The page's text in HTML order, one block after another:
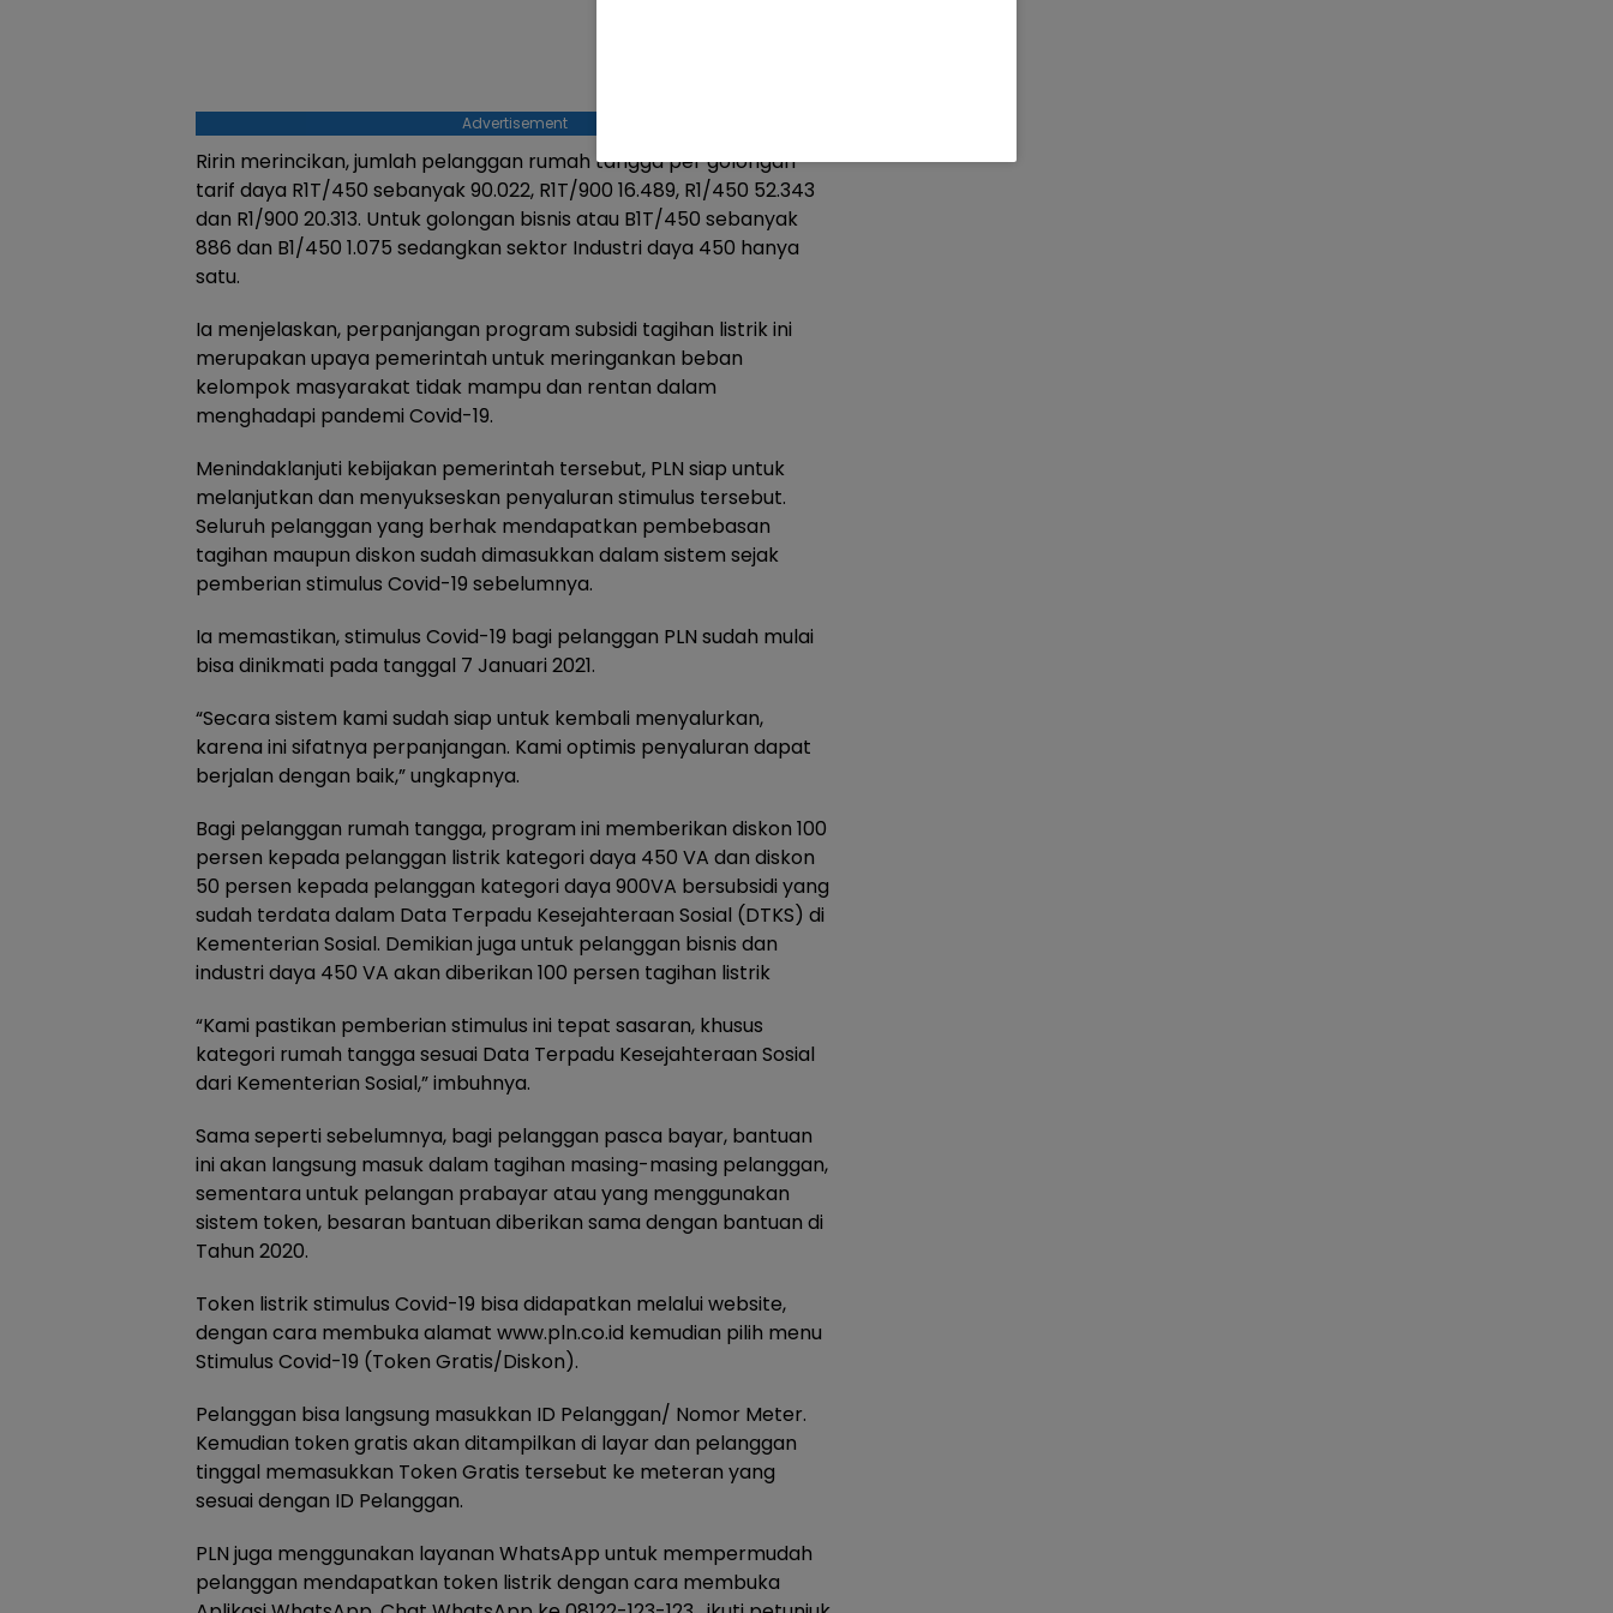
Advertisement
Ririn merincikan, jumlah pelanggan rumah tangga per golongan
tarif daya R1T/450 sebanyak 90.022, R1T/900 16.489, R1/450 52.343
dan R1/900 20.313. Untuk golongan bisnis atau B1T/450 sebanyak
886 dan B1/450 1.075 sedangkan sektor Industri daya 450 hanya
satu.
Ia menjelaskan, perpanjangan program subsidi tagihan listrik ini
merupakan upaya pemerintah untuk meringankan beban
kelompok masyarakat tidak mampu dan rentan dalam
menghadapi pandemi Covid-19.
Menindaklanjuti kebijakan pemerintah tersebut, PLN siap untuk
melanjutkan dan menyukseskan penyaluran stimulus tersebut.
Seluruh pelanggan yang berhak mendapatkan pembebasan
tagihan maupun diskon sudah dimasukkan dalam sistem sejak
pemberian stimulus Covid-19 sebelumnya.
Ia memastikan, stimulus Covid-19 bagi pelanggan PLN sudah mulai
bisa dinikmati pada tanggal 7 Januari 2021.
“Secara sistem kami sudah siap untuk kembali menyalurkan,
karena ini sifatnya perpanjangan. Kami optimis penyaluran dapat
berjalan dengan baik,” ungkapnya.
Bagi pelanggan rumah tangga, program ini memberikan diskon 100
persen kepada pelanggan listrik kategori daya 450 VA dan diskon
50 persen kepada pelanggan kategori daya 900VA bersubsidi yang
sudah terdata dalam Data Terpadu Kesejahteraan Sosial (DTKS) di
Kementerian Sosial. Demikian juga untuk pelanggan bisnis dan
industri daya 450 VA akan diberikan 100 persen tagihan listrik
“Kami pastikan pemberian stimulus ini tepat sasaran, khusus
kategori rumah tangga sesuai Data Terpadu Kesejahteraan Sosial
dari Kementerian Sosial,” imbuhnya.
Sama seperti sebelumnya, bagi pelanggan pasca bayar, bantuan
ini akan langsung masuk dalam tagihan masing-masing pelanggan,
sementara untuk pelangan prabayar atau yang menggunakan
sistem token, besaran bantuan diberikan sama dengan bantuan di
Tahun 2020.
Token listrik stimulus Covid-19 bisa didapatkan melalui website,
dengan cara membuka alamat www.pln.co.id kemudian pilih menu
Stimulus Covid-19 (Token Gratis/Diskon).
Pelanggan bisa langsung masukkan ID Pelanggan/ Nomor Meter.
Kemudian token gratis akan ditampilkan di layar dan pelanggan
tinggal memasukkan Token Gratis tersebut ke meteran yang
sesuai dengan ID Pelanggan.
PLN juga menggunakan layanan WhatsApp untuk mempermudah
pelanggan mendapatkan token listrik dengan cara membuka